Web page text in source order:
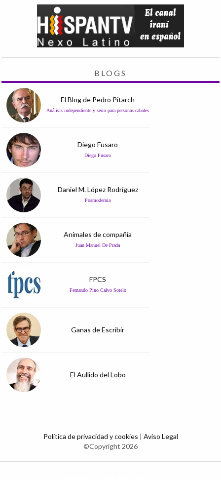
BLOGS
El Blog de Pedro Pitarch
Análisis independiente y serio para personas cabales
Diego Fusaro
Diego Fusaro
Daniel M. López Rodríguez
Posmodernia
Animales de compañía
Juan Manuel De Prada
FPCS
Fernando Pino Calvo Sotelo
Ganas de Escribir
El Aullido del Lobo
Política de privacidad y cookies | Aviso Legal
©Copyright 2026